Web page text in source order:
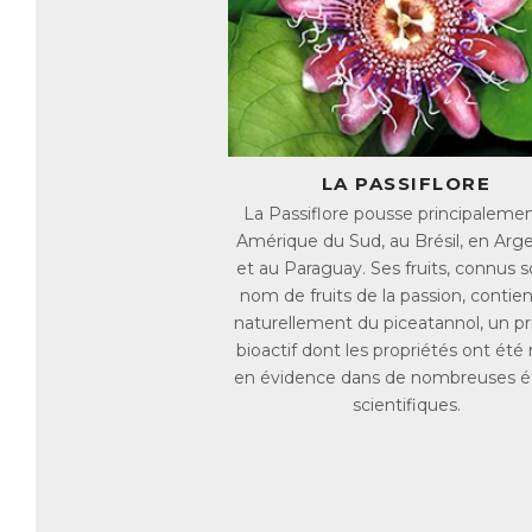
la
LA PASSIFLORE
La Passiflore pousse
Amérique du Sud, au Brésil, en
et au Paraguay. Ses fruits, connus
nom de fruits de la passion,
naturellement du piceatannol, un
bioactif dont les propriétés ont été
en évidence dans de nombreuses
scientifiques.